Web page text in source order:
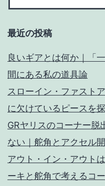
最近の投稿
良いギアとは何か｜「
間にある私の道具論
スローイン・ファスト
に欠けているピースを
GRヤリスのコーナー脱
ない｜舵角とアクセル
アウト・イン・アウト
ーキと舵角で考えるコ